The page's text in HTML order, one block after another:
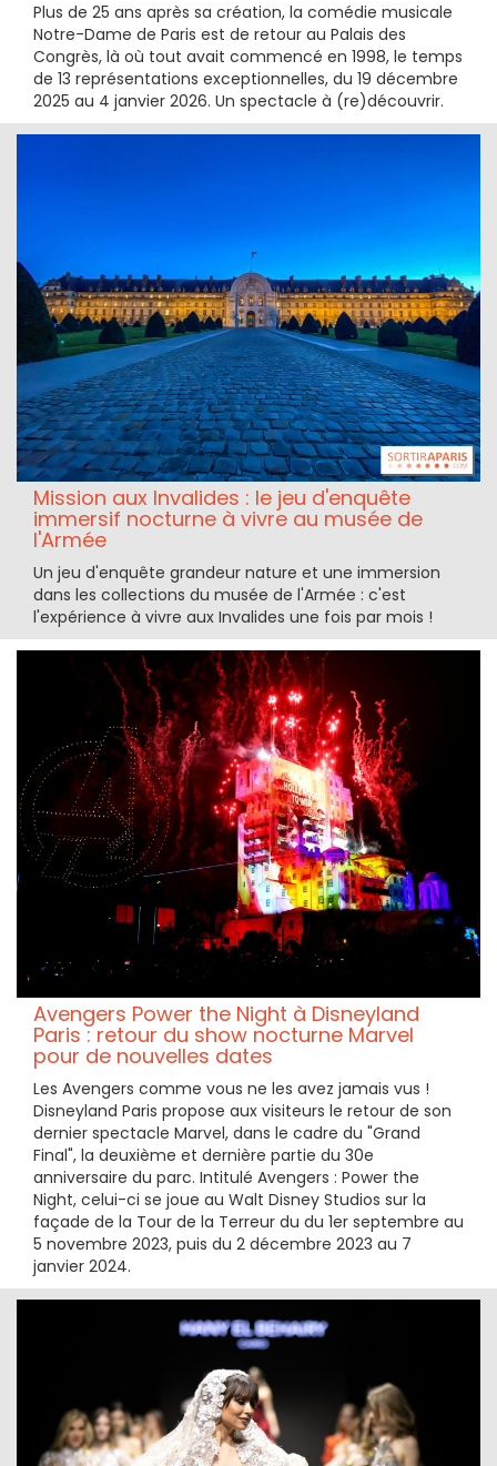
Plus de 25 ans après sa création, la comédie musicale
Notre-Dame de Paris est de retour au Palais des
Congrès, là où tout avait commencé en 1998, le temps
de 13 représentations exceptionnelles, du 19 décembre
2025 au 4 janvier 2026. Un spectacle à (re)découvrir.
Mission aux Invalides : le jeu d'enquête
immersif nocturne à vivre au musée de
l'Armée
Un jeu d'enquête grandeur nature et une immersion
dans les collections du musée de l'Armée : c'est
l'expérience à vivre aux Invalides une fois par mois !
Avengers Power the Night à Disneyland
Paris : retour du show nocturne Marvel
pour de nouvelles dates
Les Avengers comme vous ne les avez jamais vus !
Disneyland Paris propose aux visiteurs le retour de son
dernier spectacle Marvel, dans le cadre du "Grand
Final", la deuxième et dernière partie du 30e
anniversaire du parc. Intitulé Avengers : Power the
Night, celui-ci se joue au Walt Disney Studios sur la
façade de la Tour de la Terreur du du 1er septembre au
5 novembre 2023, puis du 2 décembre 2023 au 7
janvier 2024.